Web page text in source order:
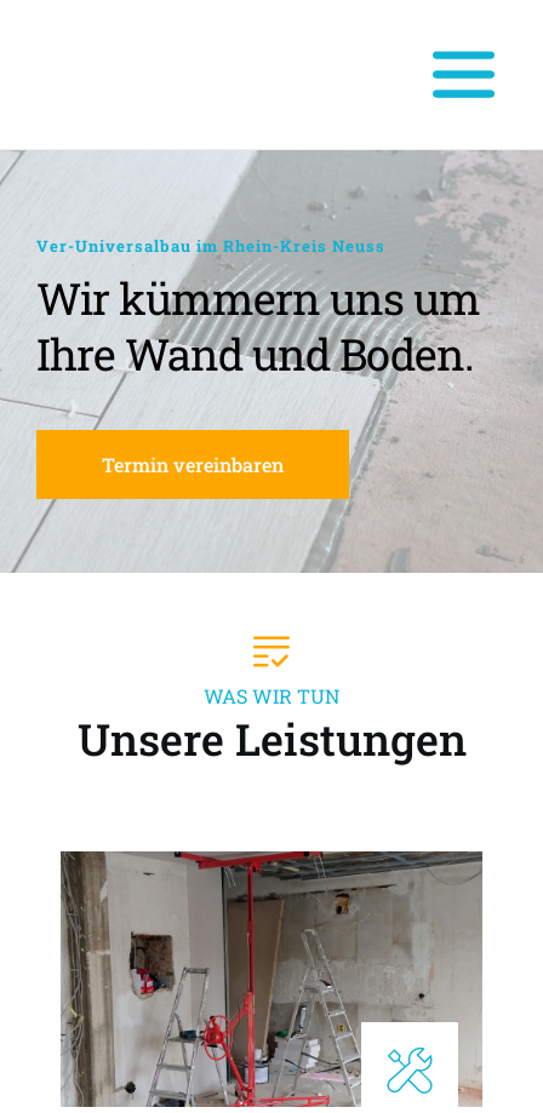
Ver-Universalbau im Rhein-Kreis Neuss
Wir kümmern uns um
Ihre Wand und Boden.
Termin vereinbaren
WAS WIR TUN
Unsere Leistungen